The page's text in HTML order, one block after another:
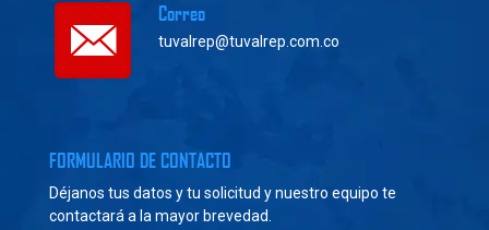
Correo
tuvalrep@tuvalrep.com.co
FORMULARIO DE CONTACTO
Déjanos tus datos y tu solicitud y nuestro equipo te
contactará a la mayor brevedad.